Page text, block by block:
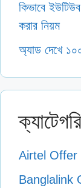
কিভাবে
করার নিয়ম
অ্যাড দেখে
ক্যাটেগরি
Airtel Offer
Banglalink